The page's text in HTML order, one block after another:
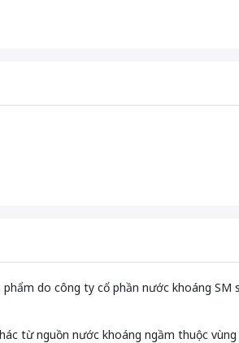
phẩm do công ty cổ phần nước khoáng
từ nguồn nước khoáng ngầm thuộc